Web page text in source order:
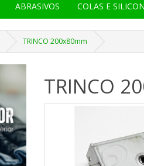
ABRASIVOS COLAS E
TRINCO 200x80mm
TRINCO